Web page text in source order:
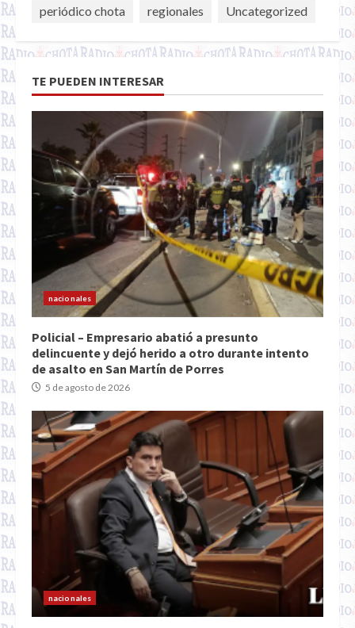
periódico chota
regionales Uncategorized
TE PUEDEN INTERESAR
nacionales
Policial – Empresario abatió a presunto
delincuente y dejó herido a otro durante intento
de asalto en San Martín de Porres
5 de agosto de 2026
nacionales